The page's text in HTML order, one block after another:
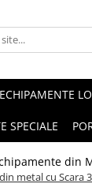
ECHIPAMENTE
SPECIALE
din
metal cu Scara